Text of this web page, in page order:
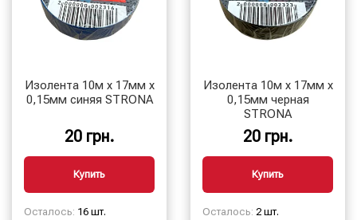
Изолента 10м х 17мм х
0,15мм синяя STRONA
20 грн.
Купить
Осталось: 16 шт.
Изолента 10м х 17мм х
0,15мм черная
STRONA
20 грн.
Купить
Осталось: 2 шт.